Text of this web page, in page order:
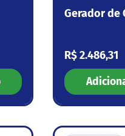
Gerador de
Preço normal
R$ 2.486,31